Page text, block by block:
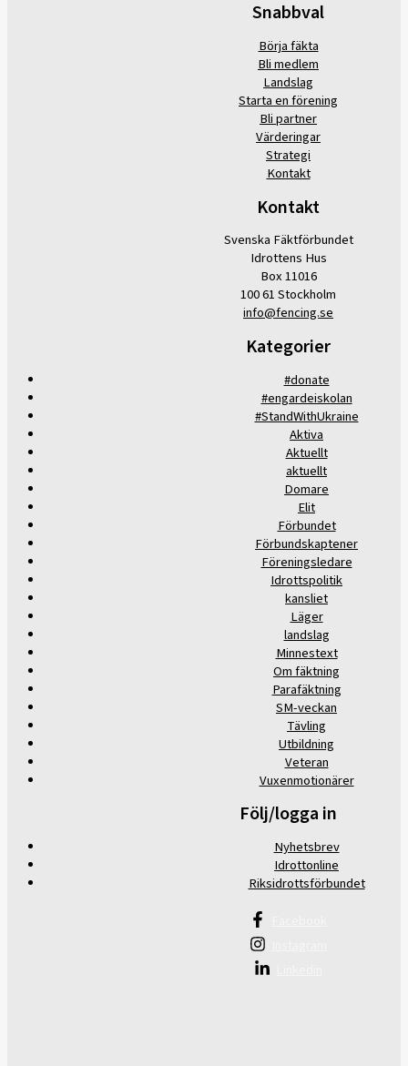
Snabbval
Börja fäkta
Bli medlem
Landslag
Starta en förening
Bli partner
Värderingar
Strategi
Kontakt
Kontakt
Svenska Fäktförbundet
Idrottens Hus
Box 11016
100 61 Stockholm
info@fencing.se
Kategorier
#donate
#engardeiskolan
#StandWithUkraine
Aktiva
Aktuellt
aktuellt
Domare
Elit
Förbundet
Förbundskaptener
Föreningsledare
Idrottspolitik
kansliet
Läger
landslag
Minnestext
Om fäktning
Parafäktning
SM-veckan
Tävling
Utbildning
Veteran
Vuxenmotionärer
Följ/logga in
Nyhetsbrev
Idrottonline
Riksidrottsförbundet